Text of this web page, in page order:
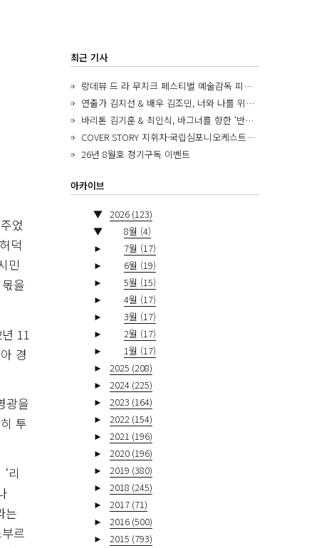
었
덕
민
을
11
경
광을
투
리
는
르
최근 기사
랑데뷰 드 라 무지크 페스티벌 예술감독 피아니스트 김혜진, 5년간의 여정을 돌아보며
연출가 김지선 & 배우 김조민, 너와 나를 위한 ‘모두의 숲’에서 만나는 동심
바리톤 김기훈 & 최인식, 바그너를 향한 ‘반지 원정대’를 앞두고
COVER STORY 지휘자·국립심포니오케스트라 제8대 음악감독 로베르토 아바도
26년 8월호 정기구독 이벤트
아카이브
▼ 2026 (123)
▼
8월 (4)
►
7월 (17)
►
6월 (19)
►
5월 (15)
►
4월 (17)
►
3월 (17)
►
2월 (17)
►
1월 (17)
►
2025 (208)
►
2024 (225)
►
2023 (164)
►
2022 (154)
►
2021 (196)
►
2020 (196)
►
2019 (380)
►
2018 (245)
►
2017 (71)
►
2016 (500)
►
2015 (793)